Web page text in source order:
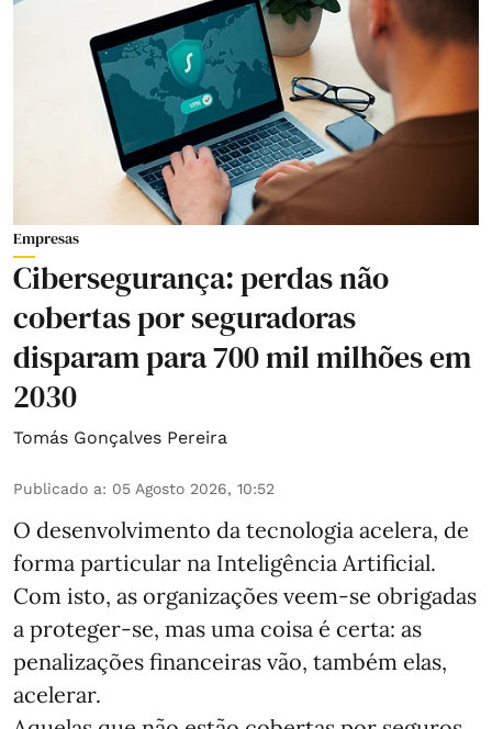
Empresas
Cibersegurança: perdas não
cobertas por seguradoras
disparam para 700 mil milhões em
2030
Tomás Gonçalves Pereira
Publicado a: 05 Agosto 2026, 10:52
O desenvolvimento da tecnologia acelera, de
forma particular na Inteligência Artificial.
Com isto, as organizações veem-se obrigadas
a proteger-se, mas uma coisa é certa: as
penalizações financeiras vão, também elas,
acelerar.